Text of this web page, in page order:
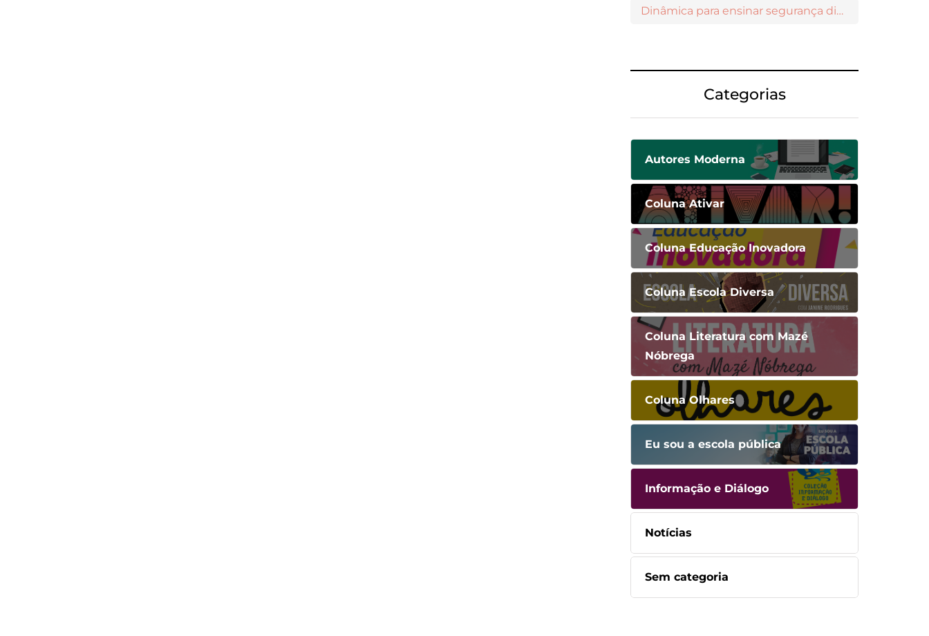
Dinâmica para ensinar segurança digital nos Anos Iniciais
Categorias
Autores Moderna
Coluna Ativar
Coluna Educação Inovadora
Coluna Escola Diversa
Coluna Literatura com Mazé
Nóbrega
Coluna Olhares
Eu sou a escola pública
Informação e Diálogo
Notícias
Sem categoria